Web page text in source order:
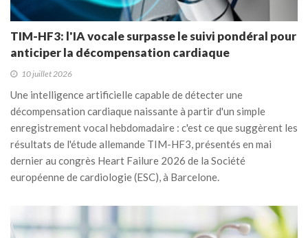
TIM-HF3: l'IA vocale surpasse le suivi pondéral pour
anticiper la décompensation cardiaque
10 juillet 2026
Une intelligence artificielle capable de détecter une
décompensation cardiaque naissante à partir d'un simple
enregistrement vocal hebdomadaire : c'est ce que suggèrent les
résultats de l'étude allemande TIM-HF3, présentés en mai
dernier au congrès Heart Failure 2026 de la Société
européenne de cardiologie (ESC), à Barcelone.